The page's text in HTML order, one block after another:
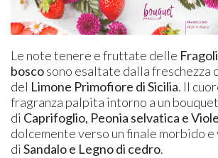
Le note tenere e fruttate delle
boscosono esaltate dalla freschezza
del Limone Primofiore di Sicilia. Il
fragranza palpita intorno a un
di Caprifoglio, Peonia selvatica e
dolcemente verso un finale morbido
di Sandalo e Legno di cedro.